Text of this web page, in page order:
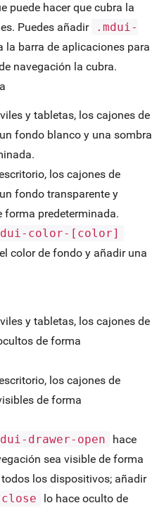
puede hacer que cubra la
Puedes añadir
.mdui-
la barra de aplicaciones para
navegación la cubra.
y tabletas, los cajones de
fondo blanco y una sombra
los cajones de
fondo transparente y
forma predeterminada.
color-[color]
color de fondo y añadir una
y tabletas, los cajones de
de forma
los cajones de
de forma
drawer-open
hace
sea visible de forma
los dispositivos; añadir
lo hace oculto de